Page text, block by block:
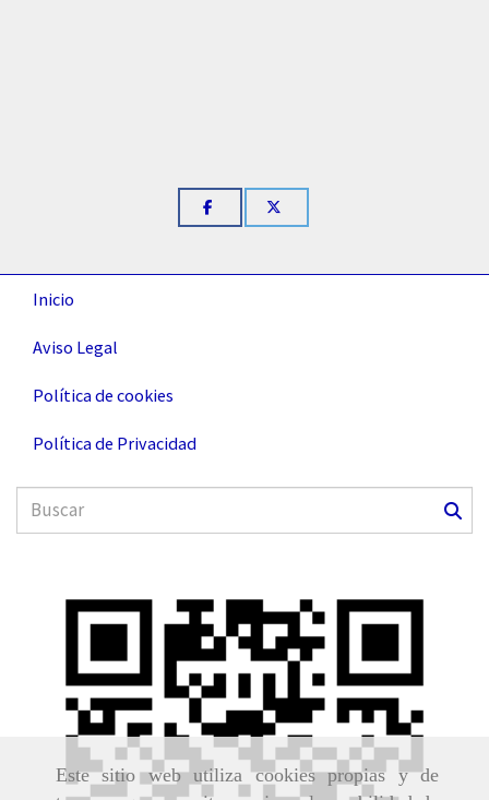
Este sitio web utiliza cookies propias y de
Inicio
Aviso Legal
Política de cookies
Política de Privacidad